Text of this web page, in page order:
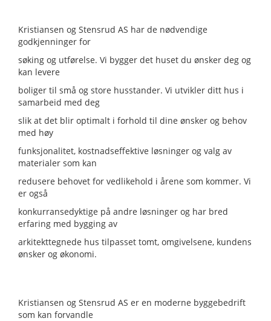
Kristiansen og Stensrud AS har de nødvendige
godkjenninger for
søking og utførelse. Vi bygger det huset du ønsker deg og
kan levere
boliger til små og store husstander. Vi utvikler ditt hus i
samarbeid med deg
slik at det blir optimalt i forhold til dine ønsker og behov
med høy
funksjonalitet, kostnadseffektive løsninger og valg av
materialer som kan
redusere behovet for vedlikehold i årene som kommer. Vi
er også
konkurransedyktige på andre løsninger og har bred
erfaring med bygging av
arkitekttegnede hus tilpasset tomt, omgivelsene, kundens
ønsker og økonomi.
Kristiansen og Stensrud AS er en moderne byggebedrift
som kan forvandle